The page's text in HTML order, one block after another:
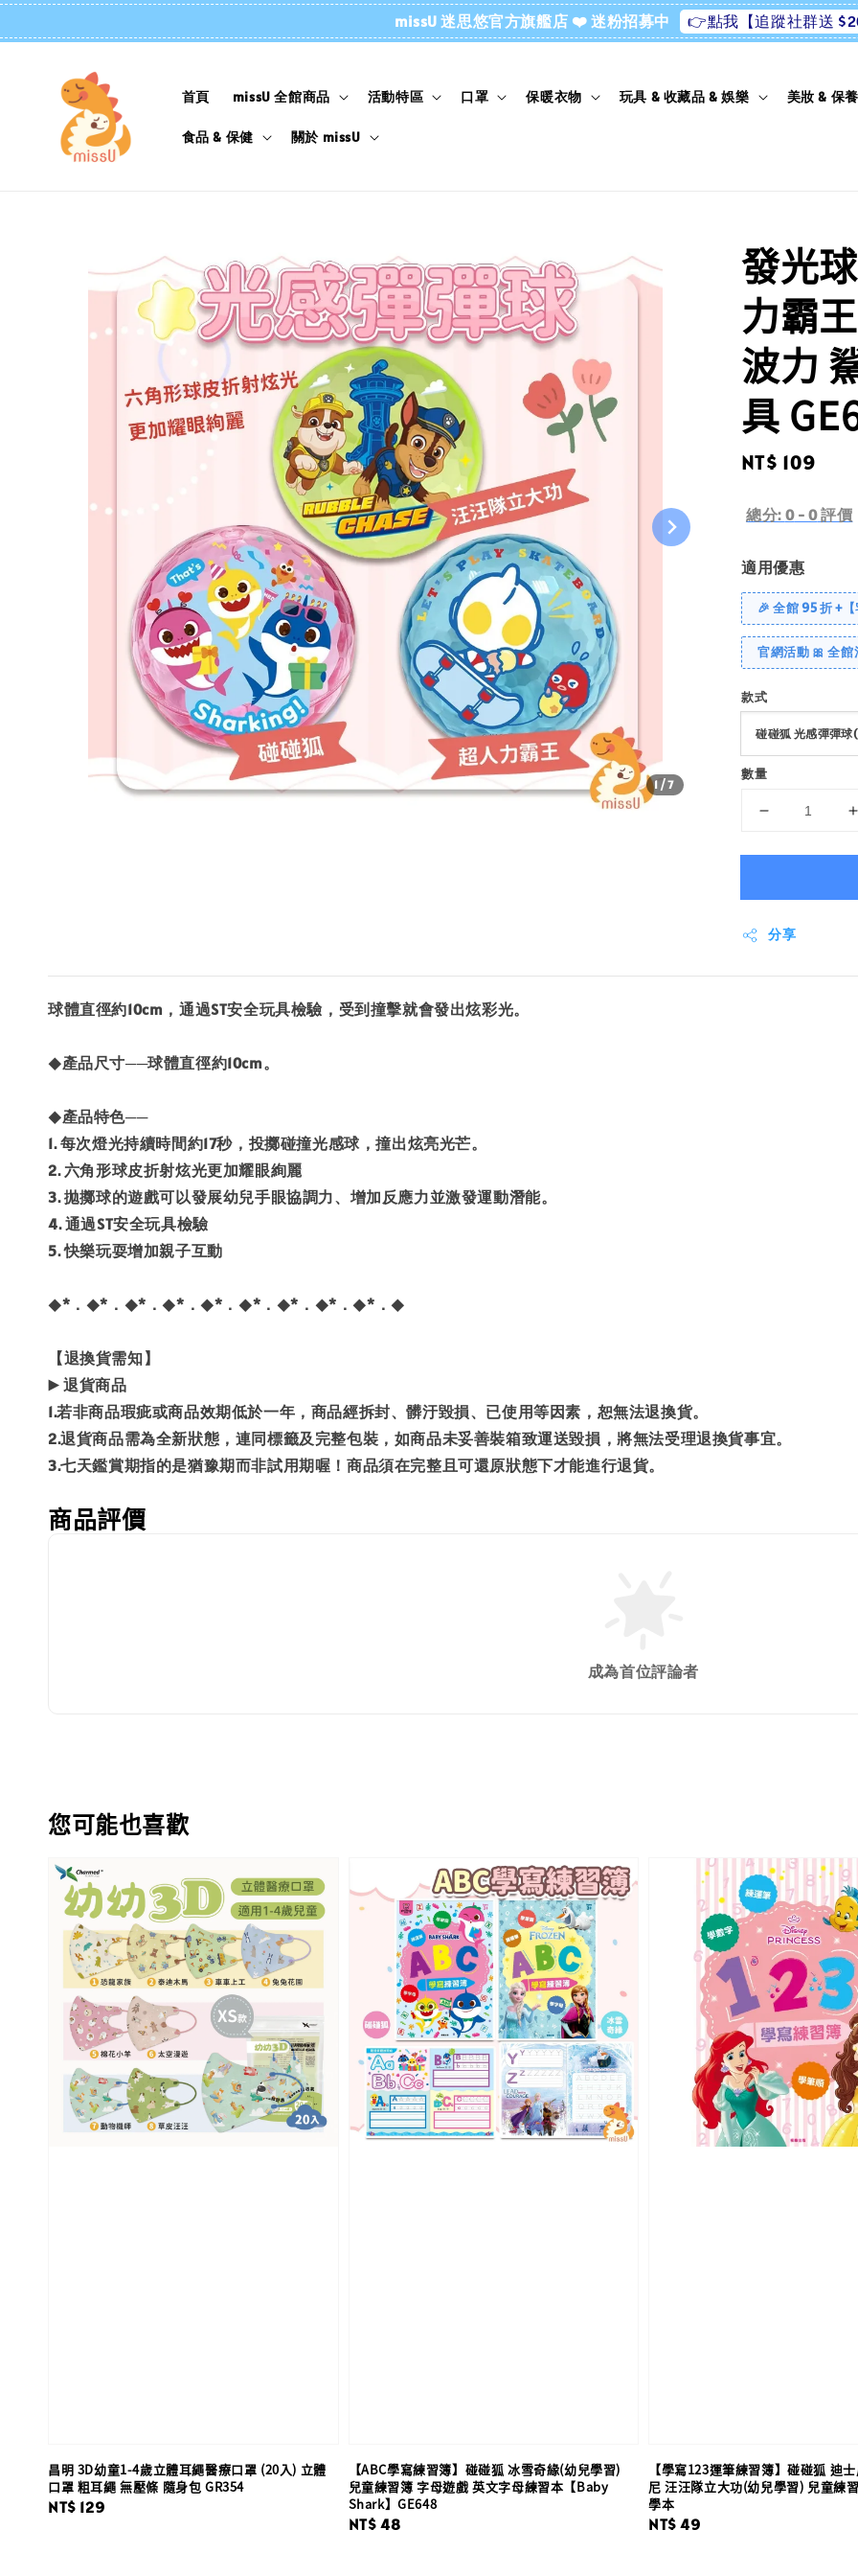
missU 迷思悠官方旗艦店 ❤️ 迷粉招募中 👉點我【追蹤社群送
首頁 missU 全館商品 活動特區 口罩 保暖衣物 玩具 & 收藏品 & 娛樂 美妝 & 保養
食品 & 保健 關於 missU
1/7
發光
力霸
波力
具
Regular
NT$ 109
總分: 0-0評價
適用優惠
🎉 全館 95 折 +
官網活動 🎀 全
款式
數量
分享
球體直徑約10cm，通過ST安全玩具檢驗，受到撞擊就會發出炫彩光。
◆產品尺寸──球體直徑約10cm。
◆產品特色──
1. 每次燈光持續時間約17秒，投擲碰撞光感球，撞出炫亮光芒。
2. 六角形球皮折射炫光更加耀眼絢麗
3. 拋擲球的遊戲可以發展幼兒手眼協調力、增加反應力並激發運動潛能。
4. 通過ST安全玩具檢驗
5. 快樂玩耍增加親子互動
◆*．◆*．◆*．◆*．◆*．◆*．◆*．◆*．◆*．◆
【退換貨需知】
▶️ 退貨商品
1.若非商品瑕疵或商品效期低於一年，商品經拆封、髒汙毀損、已使用等因素，恕無法退換貨。
2.退貨商品需為全新狀態，連同標籤及完整包裝，如商品未妥善裝箱致運送毀損，將無法受理退換貨事宜。
3.七天鑑賞期指的是猶豫期而非試用期喔！商品須在完整且可還原狀態下才能進行退貨。
商品評價
成為首位評論者
您可能也喜歡
昌明 3D幼童1-4歲立體耳繩醫療口罩 (20入) 立體
口罩 粗耳繩 無壓條 隨身包 GR354
Regular
NT$ 129
【ABC學寫練習簿】碰碰狐 冰雪奇緣(幼兒學習)
兒童練習簿 字母遊戲 英文字母練習本【Baby
Shark】GE648
Regular
NT$ 48
【學寫123運筆練習簿】碰碰狐 迪
尼 汪汪隊立大功(幼兒學習) 兒童練
學本
Regular
NT$ 49